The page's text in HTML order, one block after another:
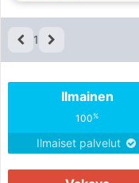
1
Ilmainen
100%
Ilmaiset palvelut